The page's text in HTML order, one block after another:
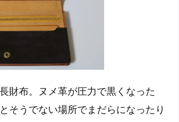
財布。ヌメ革が圧力で黒くなった
そうでない場所でまだらになったり